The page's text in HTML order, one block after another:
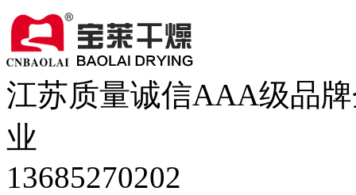
江苏质量诚信AAA级品
业
13685270202